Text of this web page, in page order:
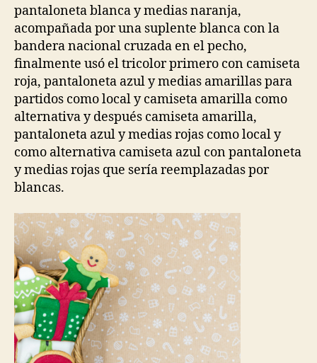
pantaloneta blanca y medias naranja,
acompañada por una suplente blanca con la
bandera nacional cruzada en el pecho,
finalmente usó el tricolor primero con camiseta
roja, pantaloneta azul y medias amarillas para
partidos como local y camiseta amarilla como
alternativa y después camiseta amarilla,
pantaloneta azul y medias rojas como local y
como alternativa camiseta azul con pantaloneta
y medias rojas que sería reemplazadas por
blancas.